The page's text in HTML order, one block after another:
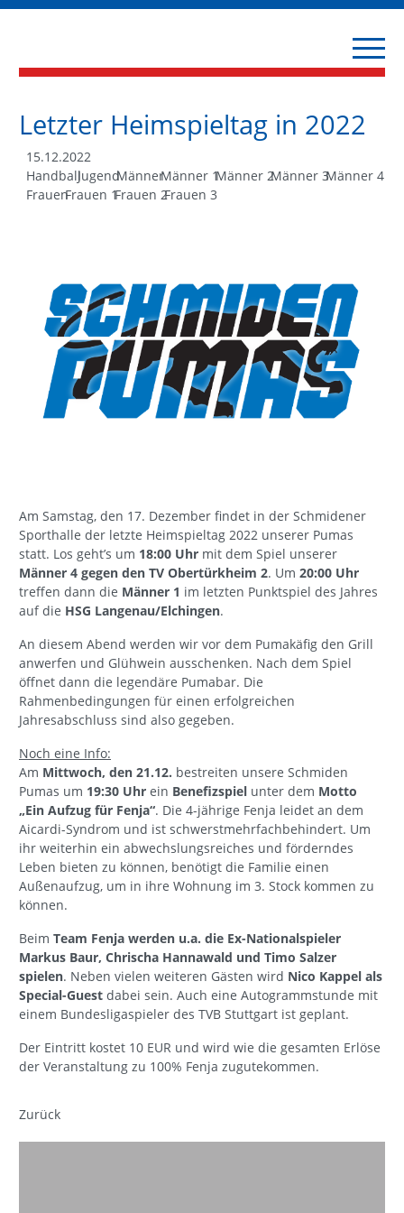
Letzter Heimspieltag in 2022
15.12.2022
HandballJugendMännerMänner 1Männer 2Männer 3Männer 4
FrauenFrauen 1Frauen 2Frauen 3
Am Samstag, den 17. Dezember findet in der Schmidener
Sporthalle der letzte Heimspieltag 2022 unserer Pumas
statt. Los geht’s um 18:00 Uhr mit dem Spiel unserer
Männer 4 gegen den TV Obertürkheim 2. Um 20:00 Uhr
treffen dann die Männer 1 im letzten Punktspiel des Jahres
auf die HSG Langenau/Elchingen.
An diesem Abend werden wir vor dem Pumakäfig den Grill
anwerfen und Glühwein ausschenken. Nach dem Spiel
öffnet dann die legendäre Pumabar. Die
Rahmenbedingungen für einen erfolgreichen
Jahresabschluss sind also gegeben.
Noch eine Info:
Am Mittwoch, den 21.12. bestreiten unsere Schmiden
Pumas um 19:30 Uhr ein Benefizspiel unter dem Motto
„Ein Aufzug für Fenja“. Die 4-jährige Fenja leidet an dem
Aicardi-Syndrom und ist schwerstmehrfachbehindert. Um
ihr weiterhin ein abwechslungsreiches und förderndes
Leben bieten zu können, benötigt die Familie einen
Außenaufzug, um in ihre Wohnung im 3. Stock kommen zu
können.
Beim Team Fenja werden u.a. die Ex-Nationalspieler
Markus Baur, Chrischa Hannawald und Timo Salzer
spielen. Neben vielen weiteren Gästen wird Nico Kappel als
Special-Guest dabei sein. Auch eine Autogrammstunde mit
einem Bundesligaspieler des TVB Stuttgart ist geplant.
Der Eintritt kostet 10 EUR und wird wie die gesamten Erlöse
der Veranstaltung zu 100% Fenja zugutekommen.
Zurück